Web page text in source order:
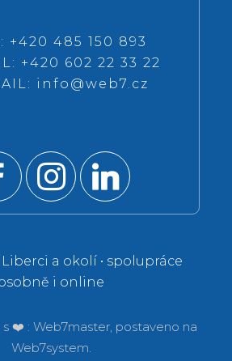
+420 485 150 893
+420 602 22 33 22
info@web7.cz
a okolí • spolupráce
i online
s ❤️ : Web7master, postaveno na
Web7system.